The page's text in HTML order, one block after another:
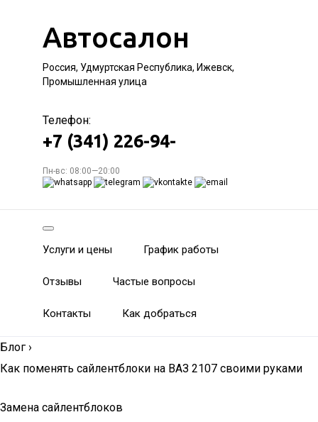
Автосалон
Россия, Удмуртская Республика, Ижевск,
Промышленная улица
Телефон:
+7 (341) 226-94-
Пн-вс: 08:00—20:00
Услуги и цены График работы
Отзывы Частые вопросы
Контакты Как добраться
Блог ›
Как поменять сайлентблоки на ВАЗ 2107 своими руками
Замена сайлентблоков